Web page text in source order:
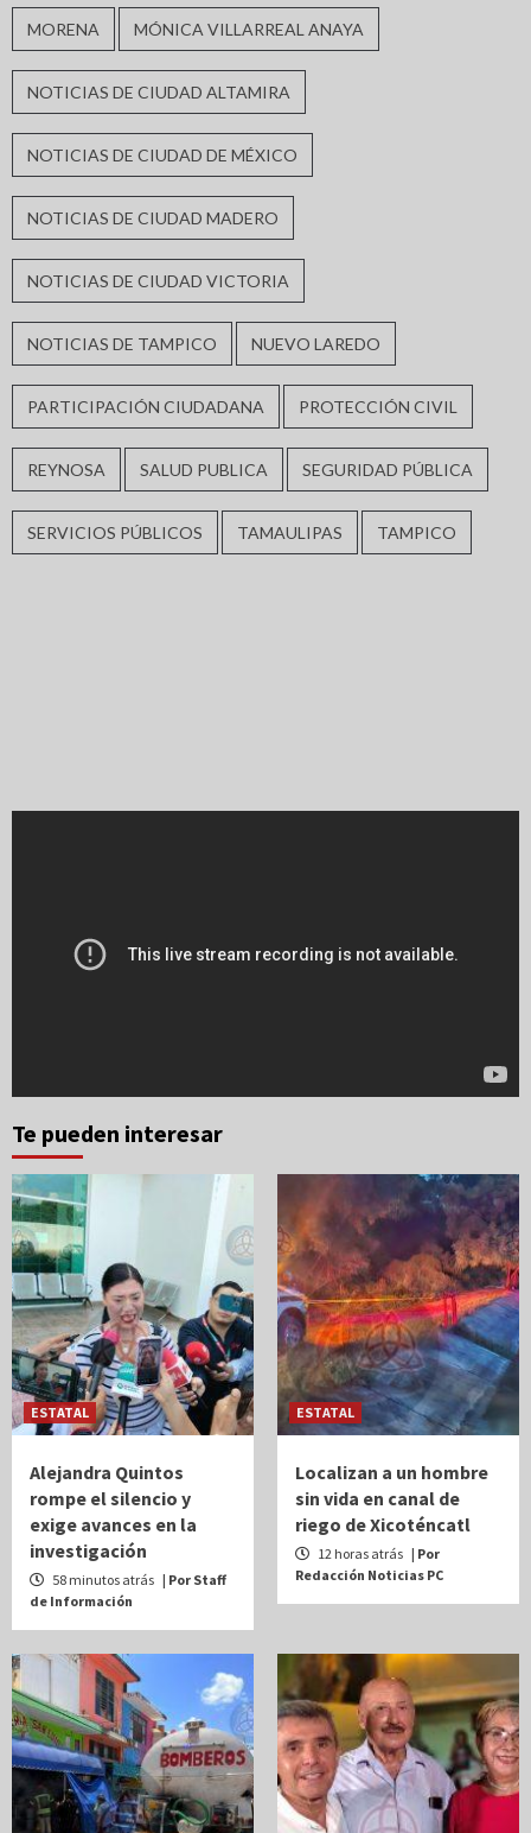
MORENA MÓNICA VILLARREAL ANAYA
NOTICIAS DE CIUDAD ALTAMIRA
NOTICIAS DE CIUDAD DE MÉXICO
NOTICIAS DE CIUDAD MADERO
NOTICIAS DE CIUDAD VICTORIA
NOTICIAS DE TAMPICO NUEVO LAREDO
PARTICIPACIÓN CIUDADANA PROTECCIÓN CIVIL
REYNOSA SALUD PUBLICA SEGURIDAD PÚBLICA
SERVICIOS PÚBLICOS TAMAULIPAS TAMPICO
Te pueden interesar
ESTATAL
Alejandra Quintos
rompe el silencio y
exige avances en la
investigación
58 minutos atrás | Por Staff
de Información
ESTATAL
Localizan a un hombre
sin vida en canal de
riego de Xicoténcatl
12 horas atrás | Por
Redacción Noticias PC